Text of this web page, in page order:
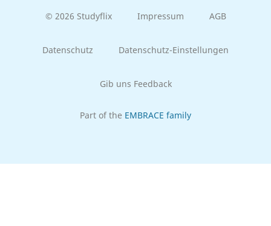
© 2026 Studyflix Impressum AGB
Datenschutz Datenschutz-Einstellungen
Gib uns Feedback
Part of the EMBRACE family